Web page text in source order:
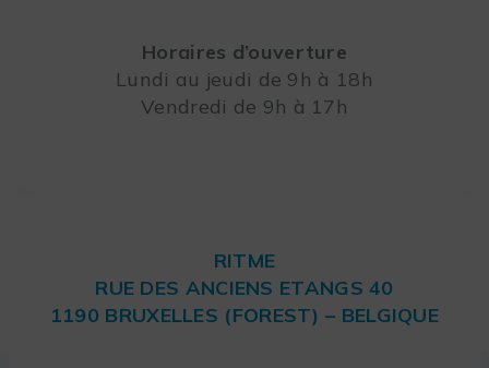
Horaires d’ouverture
Lundi au jeudi de 9h à 18h
Vendredi de 9h à 17h
RITME
RUE DES ANCIENS ETANGS 40
1190 BRUXELLES (FOREST) – BELGIQUE